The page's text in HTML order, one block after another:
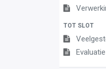
TOT SLOT
Evaluatie